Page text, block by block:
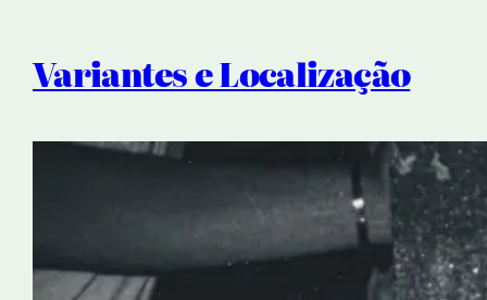
Variantes e Localização